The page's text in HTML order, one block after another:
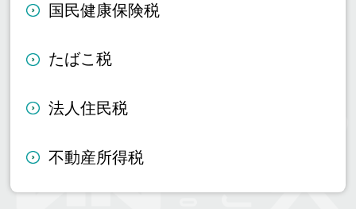
国民健康保険税
たばこ税
法人住民税
不動産所得税